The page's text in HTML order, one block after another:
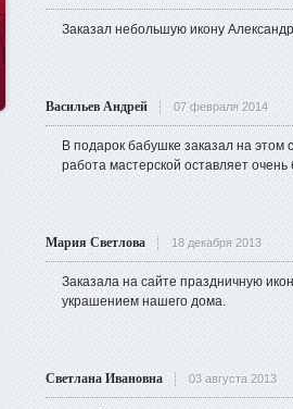
Заказал небольшую икону
Васильев Андрей 07 февраля 2014
В подарок бабушке заказал на
работа мастерской оставляет
Мария Светлова 18 декабря 2013
Заказала на сайте праздничную
украшением нашего дома.
Светлана Ивановна 03 августа 2013